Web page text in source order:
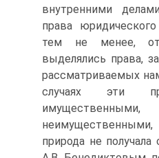
внутренними
права
тем не менее,
выделялись права,
рассматриваемых
случаях эти
природа не